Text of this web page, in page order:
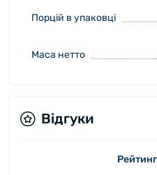
Порцій в упаковці
Маса нетто
Відгуки